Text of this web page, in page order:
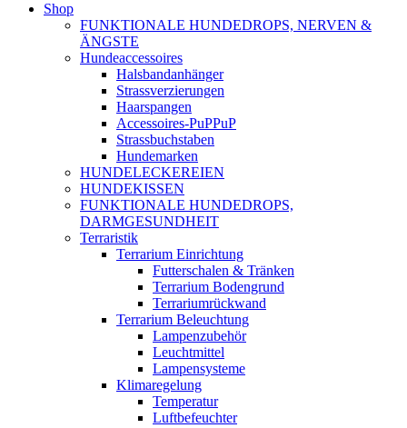
Shop
FUNKTIONALE HUNDEDROPS, NERVEN &
ÄNGSTE
Hundeaccessoires
Halsbandanhänger
Strassverzierungen
Haarspangen
Accessoires-PuPPuP
Strassbuchstaben
Hundemarken
HUNDELECKEREIEN
HUNDEKISSEN
FUNKTIONALE HUNDEDROPS,
DARMGESUNDHEIT
Terraristik
Terrarium Einrichtung
Futterschalen & Tränken
Terrarium Bodengrund
Terrariumrückwand
Terrarium Beleuchtung
Lampenzubehör
Leuchtmittel
Lampensysteme
Klimaregelung
Temperatur
Luftbefeuchter